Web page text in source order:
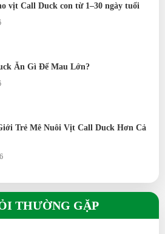
vịt Call Duck con từ 1–30 ngày tuổi
Ăn Gì Để Mau Lớn?
Trẻ Mê Nuôi Vịt Call Duck Hơn Cả
THƯỜNG GẶP